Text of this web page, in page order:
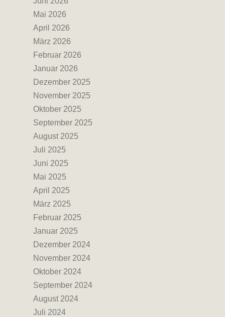
Mai 2026
April 2026
März 2026
Februar 2026
Januar 2026
Dezember 2025
November 2025
Oktober 2025
September 2025
August 2025
Juli 2025
Juni 2025
Mai 2025
April 2025
März 2025
Februar 2025
Januar 2025
Dezember 2024
November 2024
Oktober 2024
September 2024
August 2024
Juli 2024